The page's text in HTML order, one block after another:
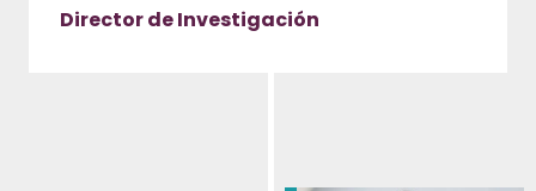
Director de Investigación